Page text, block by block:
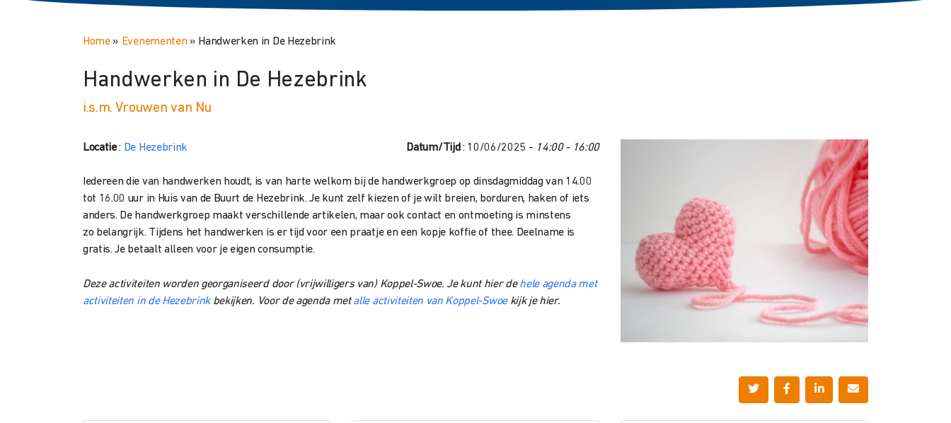
Home» Evenementen» Handwerken in De Hezebrink
Handwerken in De Hezebrink
i.s.m. Vrouwen van Nu
Locatie: De Hezebrink Datum/Tijd : 10/06/2025 - 14:00 - 16:00
Iedereen die van handwerken houdt, is van harte welkom bij de handwerkgroep op dinsdagmiddag van 14.00
tot 16.00 uur in Huis van de Buurt de Hezebrink.Je kunt zelf kiezen of je wilt breien, borduren, haken of iets
anders. De handwerkgroep maakt verschillende artikelen, maar ook contact en ontmoeting is minstens
zo belangrijk. Tijdens het handwerken is er tijd voor een praatje en een kopje koffie of thee. Deelname is
gratis. Je betaalt alleen voor je eigen consumptie.
Deze activiteiten worden georganiseerd door (vrijwilligers van) Koppel-Swoe. Je kunt hier dehele agenda met
activiteiten in de Hezebrinkbekijken. Voor de agenda metalle activiteiten van Koppel-Swoekijk je hier.